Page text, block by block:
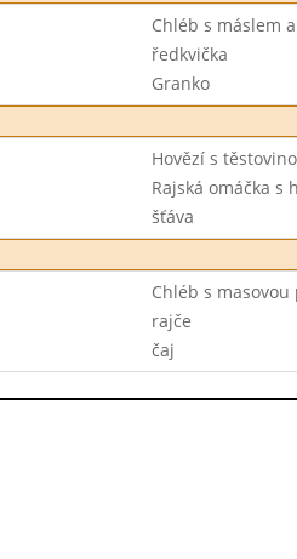
Chléb s máslem
ředkvička
Granko
Hovězí s
Rajská omáčka s
šťáva
Chléb s
rajče
čaj